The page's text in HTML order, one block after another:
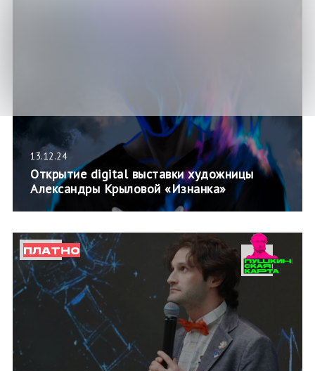
13.12.24
Открытие digital выставки художницы
Александры Крыловой «Изнанка»
ПЛАТНО